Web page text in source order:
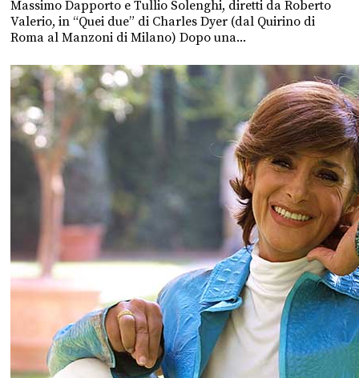
Massimo Dapporto e Tullio Solenghi, diretti da Roberto
Valerio, in “Quei due” di Charles Dyer (dal Quirino di
Roma al Manzoni di Milano) Dopo una...